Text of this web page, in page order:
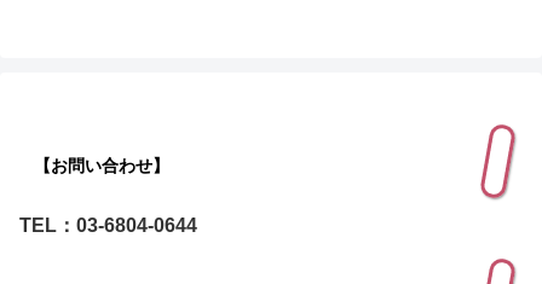
【お問い合わせ】
TEL：03-6804-0644